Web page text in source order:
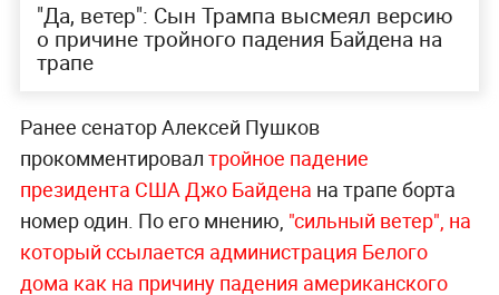
"Да, ветер": Сын Трампа высмеял версию
о причине тройного падения Байдена на
трапе
Ранее сенатор Алексей Пушков
прокомментировал тройное падение
президента США Джо Байдена на трапе борта
номер один. По его мнению, "сильный ветер", на
который ссылается администрация Белого
дома как на причину падения американского